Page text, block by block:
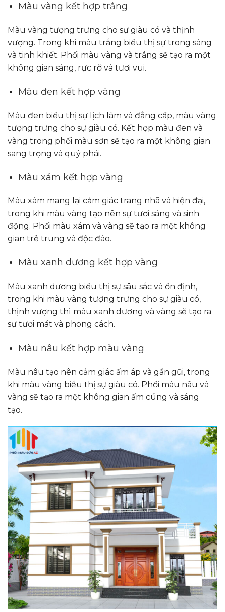
Màu vàng kết hợp trắng
Màu vàng tượng trưng cho sự giàu có và thịnh
vượng. Trong khi màu trắng biểu thị sự trong sáng
và tinh khiết. Phối màu vàng và trắng sẽ tạo ra một
không gian sáng, rực rỡ và tươi vui.
Màu đen kết hợp vàng
Màu đen biểu thị sự lịch lãm và đẳng cấp, màu vàng
tượng trưng cho sự giàu có. Kết hợp màu đen và
vàng trong phối màu sơn sẽ tạo ra một không gian
sang trọng và quý phái.
Màu xám kết hợp vàng
Màu xám mang lại cảm giác trang nhã và hiện đại,
trong khi màu vàng tạo nên sự tươi sáng và sinh
động. Phối màu xám và vàng sẽ tạo ra một không
gian trẻ trung và độc đáo.
Màu xanh dương kết hợp vàng
Màu xanh dương biểu thị sự sâu sắc và ổn định,
trong khi màu vàng tượng trưng cho sự giàu có,
thịnh vượng thì màu xanh dương và vàng sẽ tạo ra
sự tươi mát và phong cách.
Màu nâu kết hợp màu vàng
Màu nâu tạo nên cảm giác ấm áp và gần gũi, trong
khi màu vàng biểu thị sự giàu có. Phối màu nâu và
vàng sẽ tạo ra một không gian ấm cúng và sáng
tạo.